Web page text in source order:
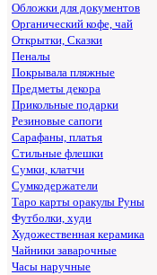
Обложки для документов
Органический кофе, чай
Открытки, Сказки
Пеналы
Покрывала пляжные
Предметы декора
Прикольные подарки
Резиновые сапоги
Сарафаны, платья
Стильные флешки
Сумки, клатчи
Сумкодержатели
Таро карты оракулы Руны
Футболки, худи
Художественная керамика
Чайники заварочные
Часы наручные